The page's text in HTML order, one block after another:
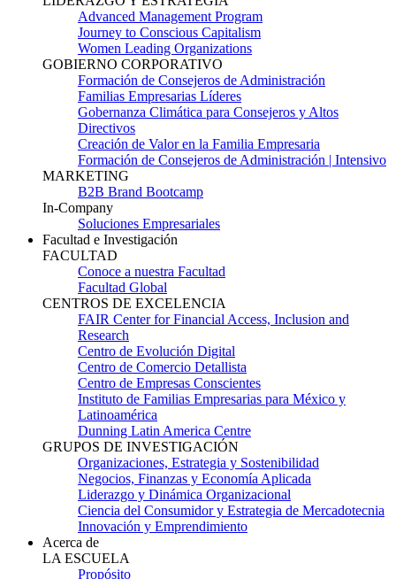
Advanced Management Program
Journey to Conscious Capitalism
Women Leading Organizations
GOBIERNO CORPORATIVO
Formación de Consejeros de Administración
Familias Empresarias Líderes
Gobernanza Climática para Consejeros y Altos
Directivos
Creación de Valor en la Familia Empresaria
Formación de Consejeros de Administración | Intensivo
MARKETING
B2B Brand Bootcamp
In-Company
Soluciones Empresariales
Facultad e Investigación
FACULTAD
Conoce a nuestra Facultad
Facultad Global
CENTROS DE EXCELENCIA
FAIR Center for Financial Access, Inclusion and
Research
Centro de Evolución Digital
Centro de Comercio Detallista
Centro de Empresas Conscientes
Instituto de Familias Empresarias para México y
Latinoamérica
Dunning Latin America Centre
GRUPOS DE INVESTIGACIÓN
Organizaciones, Estrategia y Sostenibilidad
Negocios, Finanzas y Economía Aplicada
Liderazgo y Dinámica Organizacional
Ciencia del Consumidor y Estrategia de Mercadotecnia
Innovación y Emprendimiento
Acerca de
LA ESCUELA
Propósito